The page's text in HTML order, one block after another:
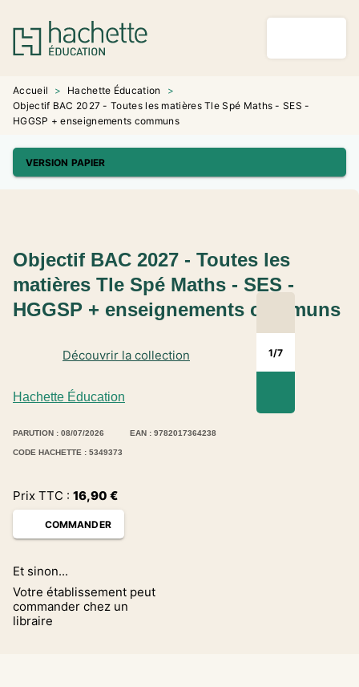
MENU RECHERCHE
PIED DE PAGE
Accueil > Hachette Éducation
>
Objectif BAC 2027 - Toutes les matières Tle Spé Maths - SES -
HGGSP + enseignements communs
VERSION PAPIER
1/7
Hachette Éducation
Découvrir la collection
Objectif BAC 2027 - Toutes les
matières Tle Spé Maths - SES -
HGGSP + enseignements communs
PARUTION : 08/07/2026 EAN : 9782017364238
CODE HACHETTE : 5349373
Prix TTC : 16,90 €
COMMANDER
Et sinon...
Votre établissement peut
commander chez un
libraire